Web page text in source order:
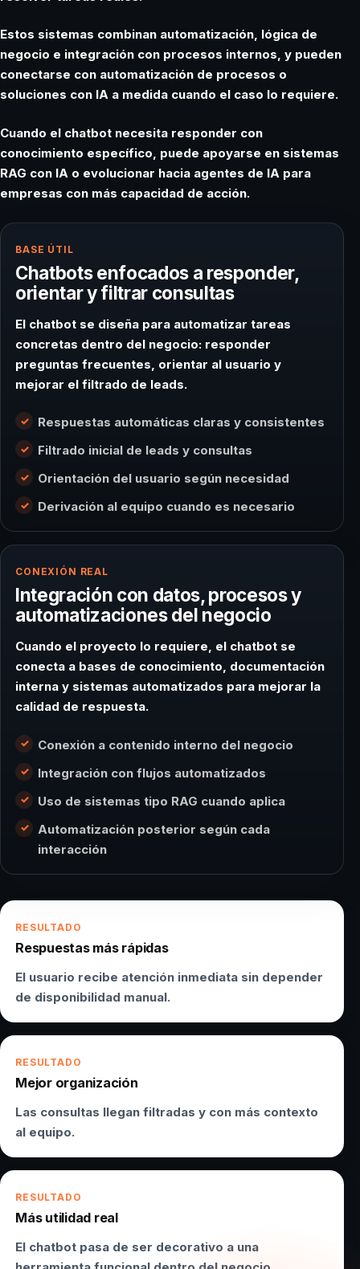
Estos sistemas combinan automatización, lógica de
negocio e integración con procesos internos, y pueden
conectarse con automatización de procesos o
soluciones con IA a medida cuando el caso lo requiere.
Cuando el chatbot necesita responder con
conocimiento específico, puede apoyarse en sistemas
RAG con IA o evolucionar hacia agentes de IA para
empresas con más capacidad de acción.
BASE ÚTIL
Chatbots enfocados a responder,
orientar y filtrar consultas
El chatbot se diseña para automatizar tareas
concretas dentro del negocio: responder
preguntas frecuentes, orientar al usuario y
mejorar el filtrado de leads.
Respuestas automáticas claras y consistentes
Filtrado inicial de leads y consultas
Orientación del usuario según necesidad
Derivación al equipo cuando es necesario
CONEXIÓN REAL
Integración con datos, procesos y
automatizaciones del negocio
Cuando el proyecto lo requiere, el chatbot se
conecta a bases de conocimiento, documentación
interna y sistemas automatizados para mejorar la
calidad de respuesta.
Conexión a contenido interno del negocio
Integración con flujos automatizados
Uso de sistemas tipo RAG cuando aplica
Automatización posterior según cada
interacción
RESULTADO
Respuestas más rápidas
El usuario recibe atención inmediata sin depender
de disponibilidad manual.
RESULTADO
Mejor organización
Las consultas llegan filtradas y con más contexto
al equipo.
RESULTADO
Más utilidad real
El chatbot pasa de ser decorativo a una